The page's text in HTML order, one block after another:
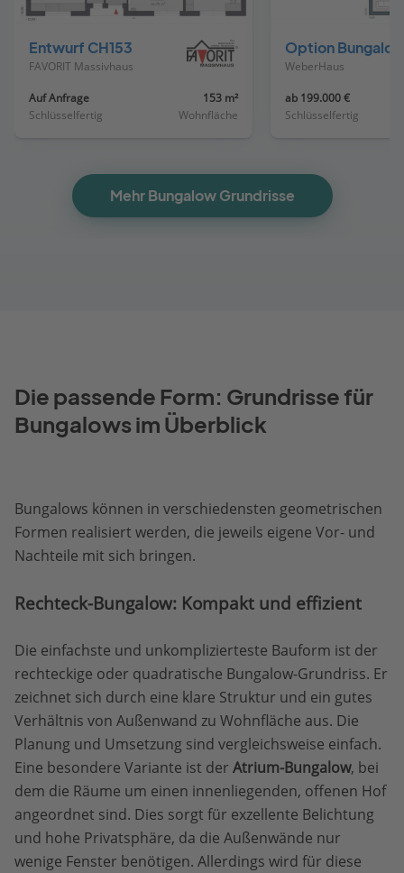
Entwurf CH153
FAVORIT Massivhaus
Auf Anfrage
Schlüsselfertig
153 m²
Wohnfläche
WeberHaus
ab 199.000 €
Schlüsselfertig
Vorheriges
Haus
Haus
Mehr Bungalow Grundrisse
Die passende Form: Grundrisse für
Bungalows im Überblick
Bungalows können in verschiedensten geometrischen
Formen realisiert werden, die jeweils eigene Vor- und
Nachteile mit sich bringen.
Rechteck-Bungalow: Kompakt und effizient
Die einfachste und unkomplizierteste Bauform ist der
rechteckige oder quadratische Bungalow-Grundriss. Er
zeichnet sich durch eine klare Struktur und ein gutes
Verhältnis von Außenwand zu Wohnfläche aus. Die
Planung und Umsetzung sind vergleichsweise einfach.
Eine besondere Variante ist der Atrium-Bungalow, bei
dem die Räume um einen innenliegenden, offenen Hof
angeordnet sind. Dies sorgt für exzellente Belichtung
und hohe Privatsphäre, da die Außenwände nur
wenige Fenster benötigen. Allerdings wird für diese